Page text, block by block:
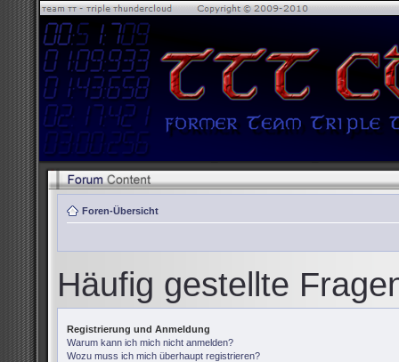
Foren-Übersicht
Häufig gestellte
Registrierung und Anmeldung
Warum kann ich mich nicht anmelden?
Wozu muss ich mich überhaupt registrieren?